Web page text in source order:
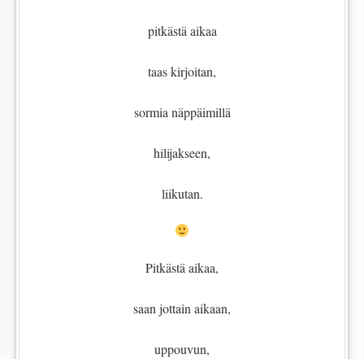
pitkästä aikaa
taas kirjoitan,
sormia näppäimillä
hilijakseen,
liikutan.
Pitkästä aikaa,
saan jottain aikaan,
uppouvun,